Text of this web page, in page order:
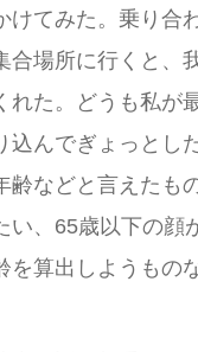
けてみた。乗り合
合場所に行くと、
れた。どうも私が
込んでぎょっとし
齢などと言えたも
い、65歳以下の顔
を算出しようもの